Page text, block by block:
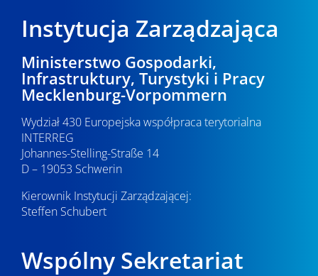
Instytucja Zarządzająca
Ministerstwo Gospodarki,
Infrastruktury, Turystyki i Pracy
Mecklenburg-Vorpommern
Wydział 430 Europejska współpraca terytorialna
INTERREG
Johannes-Stelling-Straße 14
D – 19053 Schwerin
Kierownik Instytucji Zarządzającej:
Steffen Schubert
Wspólny Sekretariat